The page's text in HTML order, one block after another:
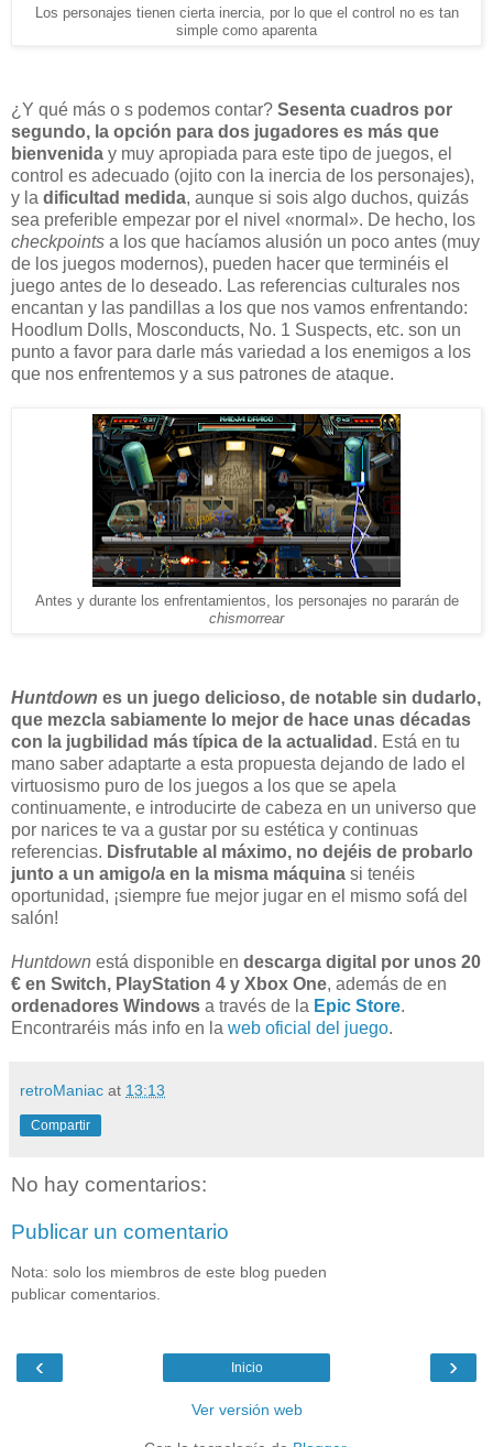
Los personajes tienen cierta inercia, por lo que el control no es tan
simple como aparenta
¿Y qué más o s podemos contar? Sesenta cuadros por
segundo, la opción para dos jugadores es más que
bienvenida y muy apropiada para este tipo de juegos, el
control es adecuado (ojito con la inercia de los personajes),
y la dificultad medida, aunque si sois algo duchos, quizás
sea preferible empezar por el nivel «normal». De hecho, los
checkpoints a los que hacíamos alusión un poco antes (muy
de los juegos modernos), pueden hacer que terminéis el
juego antes de lo deseado. Las referencias culturales nos
encantan y las pandillas a los que nos vamos enfrentando:
Hoodlum Dolls, Mosconducts, No. 1 Suspects, etc. son un
punto a favor para darle más variedad a los enemigos a los
que nos enfrentemos y a sus patrones de ataque.
Antes y durante los enfrentamientos, los personajes no pararán de
chismorrear
Huntdown es un juego delicioso, de notable sin dudarlo,
que mezcla sabiamente lo mejor de hace unas décadas
con la jugbilidad más típica de la actualidad . Está en tu
mano saber adaptarte a esta propuesta dejando de lado el
virtuosismo puro de los juegos a los que se apela
continuamente, e introducirte de cabeza en un universo que
por narices te va a gustar por su estética y continuas
referencias. Disfrutable al máximo, no dejéis de probarlo
junto a un amigo/a en la misma máquina si tenéis
oportunidad, ¡siempre fue mejor jugar en el mismo sofá del
salón!
Huntdown está disponible en descarga digital por unos 20
€ en Switch, PlayStation 4 y Xbox One, además de en
ordenadores Windows a través de la Epic Store.
Encontraréis más info en la web oficial del juego.
retroManiac at 13:13
Compartir
No hay comentarios:
Publicar un comentario
Nota: solo los miembros de este blog pueden
publicar comentarios.
‹ ›
Inicio
Ver versión web